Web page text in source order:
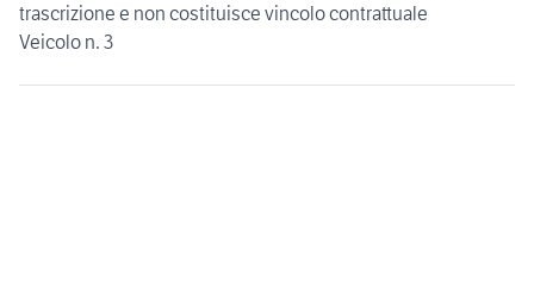
trascrizione e non costituisce vincolo contrattuale
Veicolo n. 3